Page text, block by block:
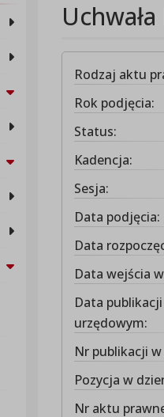
Rodzaj aktu
Rok podjęcia:
Status:
Kadencja:
Sesja:
Data podjęcia:
Data
Data wejścia
Data
urzędowym:
Nr publikacji
Pozycja w
Nr aktu